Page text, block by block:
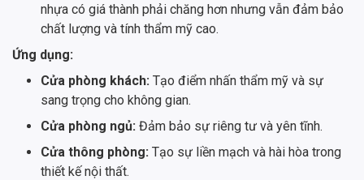
nhựa có giá thành phải chăng hơn nhưng vẫn đảm bảo
chất lượng và tính thẩm mỹ cao.
Ứng dụng:
Cửa phòng khách: Tạo điểm nhấn thẩm mỹ và sự
sang trọng cho không gian.
Cửa phòng ngủ: Đảm bảo sự riêng tư và yên tĩnh.
Cửa thông phòng: Tạo sự liền mạch và hài hòa trong
thiết kế nội thất.